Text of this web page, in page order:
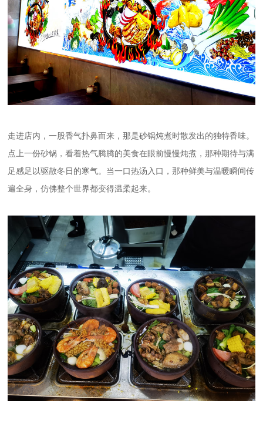
走进店内，一股香气扑鼻而来，那是砂锅炖煮时散发出的独特香味。
点上一份砂锅，看着热气腾腾的美食在眼前慢慢炖煮，那种期待与满
足感足以驱散冬日的寒气。当一口热汤入口，那种鲜美与温暖瞬间传
遍全身，仿佛整个世界都变得温柔起来。